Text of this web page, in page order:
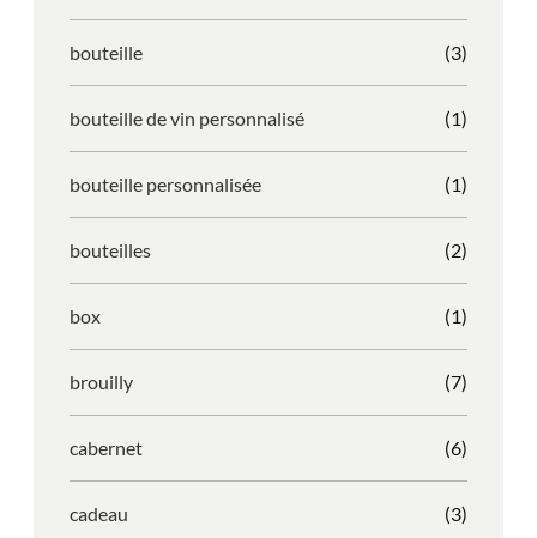
bouteille (3)
bouteille de vin personnalisé (1)
bouteille personnalisée (1)
bouteilles (2)
box (1)
brouilly (7)
cabernet (6)
cadeau (3)